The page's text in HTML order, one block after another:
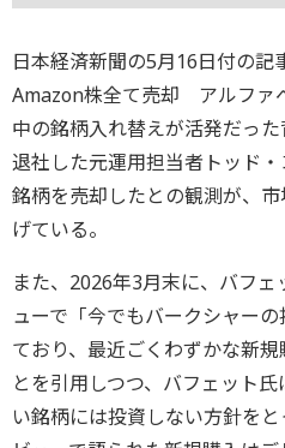
日本経済新聞の5月16日付の記
Amazon株全て売却 アルファ
中の銘柄入れ替えが活発だっ
退社した元運用担当者トッド
銘柄を売却したとの観測が、
げている。
また、2026年3月末に、バフ
ューで「今でもバークシャー
ており、最近ごくわずかな新
とを引用しつつ、バフェット
い銘柄には投資しない方針を